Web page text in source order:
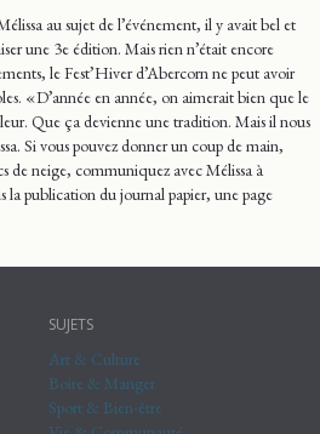
au sujet de l’événement, il y avait bel et
une 3e édition. Mais rien n’était encore
le Fest’Hiver d’Abercorn ne peut avoir
« D’année en année, on aimerait bien que le
Que ça devienne une tradition. Mais il nous
Si vous pouvez donner un coup de main,
de neige, communiquez avec Mélissa à
publication du journal papier, une page
SUJETS
Art & Culture
Boire & Manger
Sport & Bien-être